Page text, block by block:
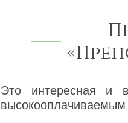
Это интересная и